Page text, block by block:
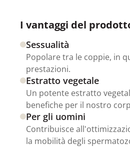
I vantaggi del
Sessualità
Popolare tra le coppie, in
prestazioni.
Estratto vegetale
Un potente estratto
benefiche per il nostro
Per gli uomini
Contribuisce
la mobilità degli